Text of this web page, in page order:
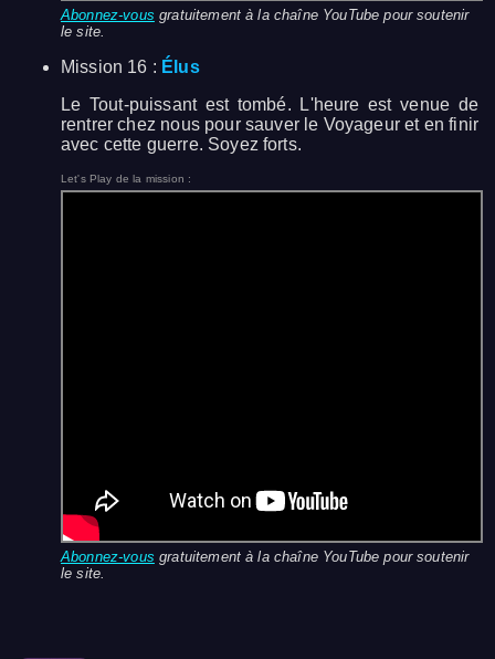
Abonnez-vous gratuitement à la chaîne YouTube pour soutenir
le site.
Mission 16 : Élus
Le Tout-puissant est tombé. L'heure est venue de
rentrer chez nous pour sauver le Voyageur et en finir
avec cette guerre. Soyez forts.
Let's Play de la mission :
Abonnez-vous gratuitement à la chaîne YouTube pour soutenir
le site.